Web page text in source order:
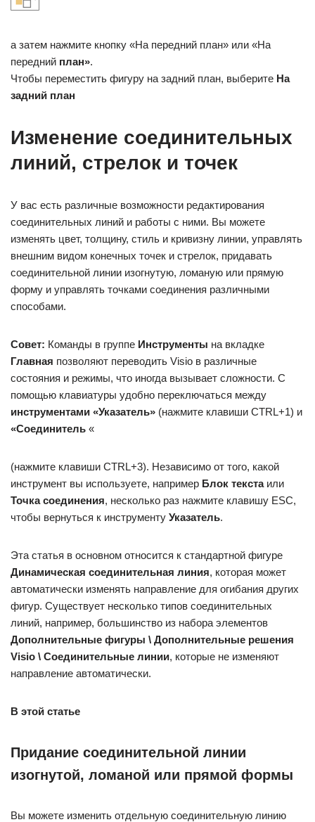
а затем нажмите кнопку «На передний план» или «На
передний план».
Чтобы переместить фигуру на задний план, выберите На
задний план
Изменение соединительных
линий, стрелок и точек
У вас есть различные возможности редактирования
соединительных линий и работы с ними. Вы можете
изменять цвет, толщину, стиль и кривизну линии, управлять
внешним видом конечных точек и стрелок, придавать
соединительной линии изогнутую, ломаную или прямую
форму и управлять точками соединения различными
способами.
Совет: Команды в группе Инструменты на вкладке
Главная позволяют переводить Visio в различные
состояния и режимы, что иногда вызывает сложности. С
помощью клавиатуры удобно переключаться между
инструментами «Указатель» (нажмите клавиши CTRL+1) и
«Соединитель «
(нажмите клавиши CTRL+3). Независимо от того, какой
инструмент вы используете, например Блок текстаили
Точка соединения, несколько раз нажмите клавишу ESC,
чтобы вернуться к инструменту Указатель.
Эта статья в основном относится к стандартной фигуре
Динамическая соединительная линия, которая может
автоматически изменять направление для огибания других
фигур. Существует несколько типов соединительных
линий, например, большинство из набора элементов
Дополнительные фигуры \ Дополнительные решения
Visio \ Соединительные линии, которые не изменяют
направление автоматически.
В этой статье
Придание соединительной линии
изогнутой, ломаной или прямой формы
Вы можете изменить отдельную соединительную линию